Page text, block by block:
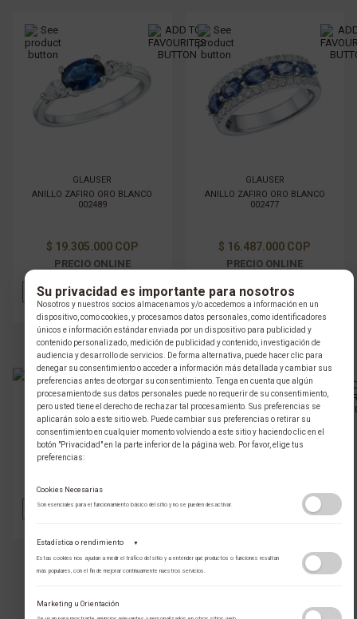
GLAUSER
ANILLO ZAFIRO ORO BLANCO
002489
$ 19.305.000 COP
PRECIO ONLINE
AÑADIR VER
GLAUSER
ANILLO ZAFIRO ORO BLANCO
002477
$ 16.487.000 COP
PRECIO ONLINE
AÑADIR VER
GLAUSER
ANILLO DIAMANTE ORO BLANCO
002472
$ 14.196.000 COP
AÑADIR VER
002360
Su privacidad es importante para nosotros
Nosotros y nuestros socios almacenamos y/o accedemos a información en un
dispositivo, como cookies, y procesamos datos personales, como identificadores
únicos e información estándar enviada por un dispositivo para publicidad y
contenido personalizado, medición de publicidad y contenido, investigación de
audiencia y desarrollo de servicios. De forma alternativa, puede hacer clic para
denegar su consentimiento o acceder a información más detallada y cambiar sus
preferencias antes de otorgar su consentimiento. Tenga en cuenta que algún
procesamiento de sus datos personales puede no requerir de su consentimiento,
pero usted tiene el derecho de rechazar tal procesamiento. Sus preferencias se
aplicarán solo a este sitio web. Puede cambiar sus preferencias o retirar su
consentimiento en cualquier momento volviendo a este sitio y haciendo clic en el
botón "Privacidad" en la parte inferior de la página web. Por favor, elige tus
preferencias:
Cookies Necesarias
Son esenciales para el funcionamiento básico del sitio y no se pueden desactivar.
Estadística o rendimiento ▼
Estas cookies nos ayudan a medir el tráfico del sitio y a entender qué productos o funciones resultan
más populares, con el fin de mejorar continuamente nuestros servicios.
Utilizamos Adobe Analytics para recopilar datos de uso anónimos, lo que nos
Marketing u Orientación